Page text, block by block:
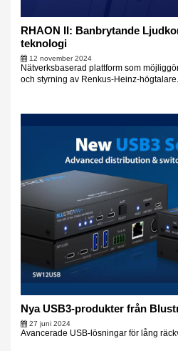
RHAON II: Banbrytande
teknologi
12 november 2024
Nätverksbaserad plattform som
och styrning av Renkus-Heinz-högtalare.
Nya USB3-produkter från
27 juni 2024
Avancerade USB-lösningar för lång